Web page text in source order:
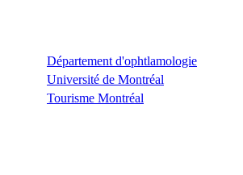
Département d'ophtlamologie
Université de Montréal
Tourisme Montréal